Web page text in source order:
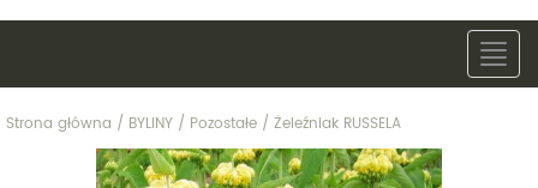
Strona główna / BYLINY / Pozostałe / Żeleźniak RUSSELA